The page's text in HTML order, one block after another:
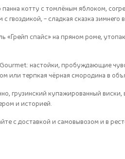
панна котту с томлёным яблоком,
гвоздикой, – сладкая сказка зимнего
«Грейп спайс» на пряном роме,
Gourmet: настойки, пробуждающие
или терпкая чёрная смородина в
грузинский купажированный
и историей.
с доставкой и самовывозом и в